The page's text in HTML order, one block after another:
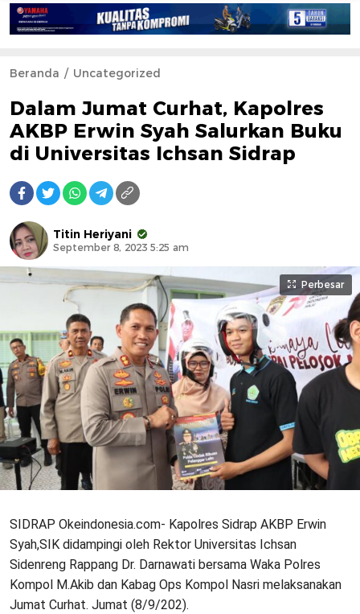
Beranda Uncategorized
Dalam Jumat Curhat, Kapolres
AKBP Erwin Syah Salurkan Buku
di Universitas Ichsan Sidrap
Titin Heriyani
September 8, 2023 5:25 am
Perbesar
SIDRAP Okeindonesia.com- Kapolres Sidrap AKBP Erwin
Syah,SIK didampingi oleh Rektor Universitas Ichsan
Sidenreng Rappang Dr. Darnawati bersama Waka Polres
Kompol M.Akib dan Kabag Ops Kompol Nasri melaksanakan
Jumat Curhat. Jumat (8/9/202).